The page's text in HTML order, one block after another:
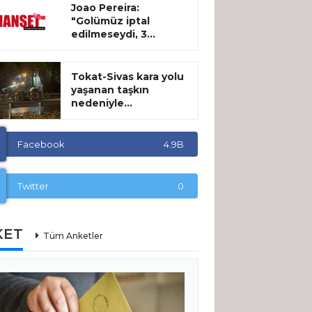
Joao Pereira:
"Golümüz iptal
edilmeseydi, 3...
Tokat-Sivas kara yolu
yaşanan taşkın
nedeniyle...
Facebook 4.9B
Twitter 0
Tüm Anketler